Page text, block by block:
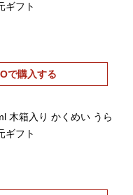
ギフト
で購入する
木箱入り かくめい うら
ギフト